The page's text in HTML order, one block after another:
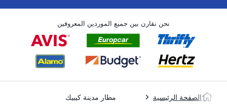
نحن نقارن بين جميع الموردين المعروفين
الصفحة الرئيسية مطار مدينة كيبيك